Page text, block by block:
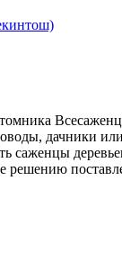
дачники
саженцы
решению